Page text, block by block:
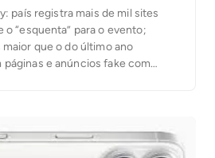
país registra mais de mil sites
“esquenta” para o evento;
que o do último ano
e anúncios fake com